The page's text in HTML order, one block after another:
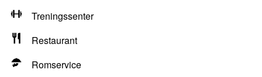
Treningssenter
Restaurant
Romservice